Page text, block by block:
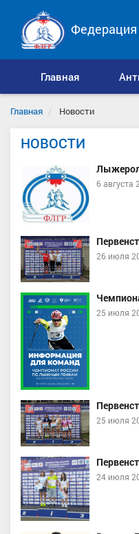
Главная
Главная Новости
НОВОСТИ
6 августа
26 июля
25 июля
25 июля
24 июля
Александрович
Хабаровский край